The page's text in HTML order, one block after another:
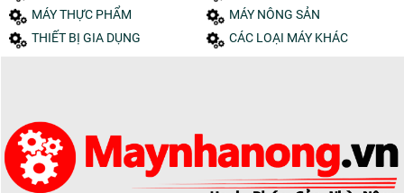
MÁY THỰC PHẨM
MÁY NÔNG SẢN
THIẾT BỊ GIA DỤNG
CÁC LOẠI MÁY KHÁC